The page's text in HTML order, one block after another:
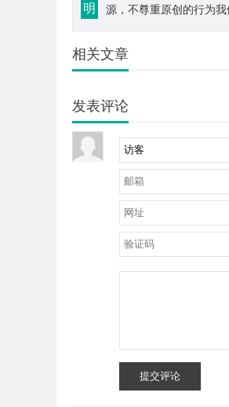
明
源，不尊重原创的行为
相关文章
发表评论
提交评论